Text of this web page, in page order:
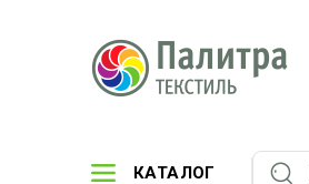
КАТАЛОГ